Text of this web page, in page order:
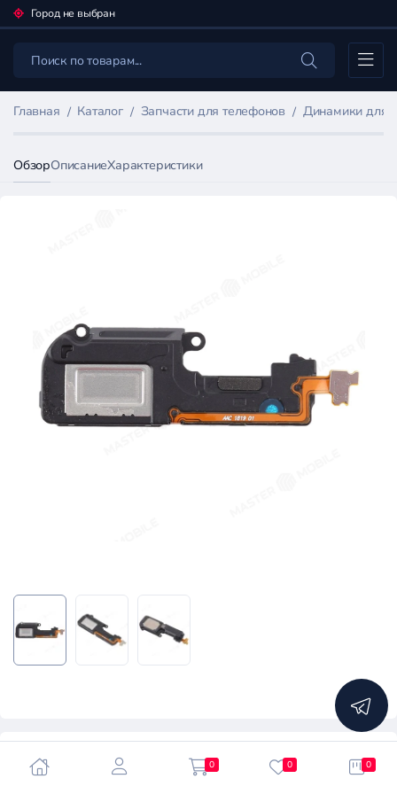
Город не выбран
Каталог
Главная Каталог Запчасти для телефонов Динамики для
ОбзорОписаниеХарактеристики
5.0
0 0 0